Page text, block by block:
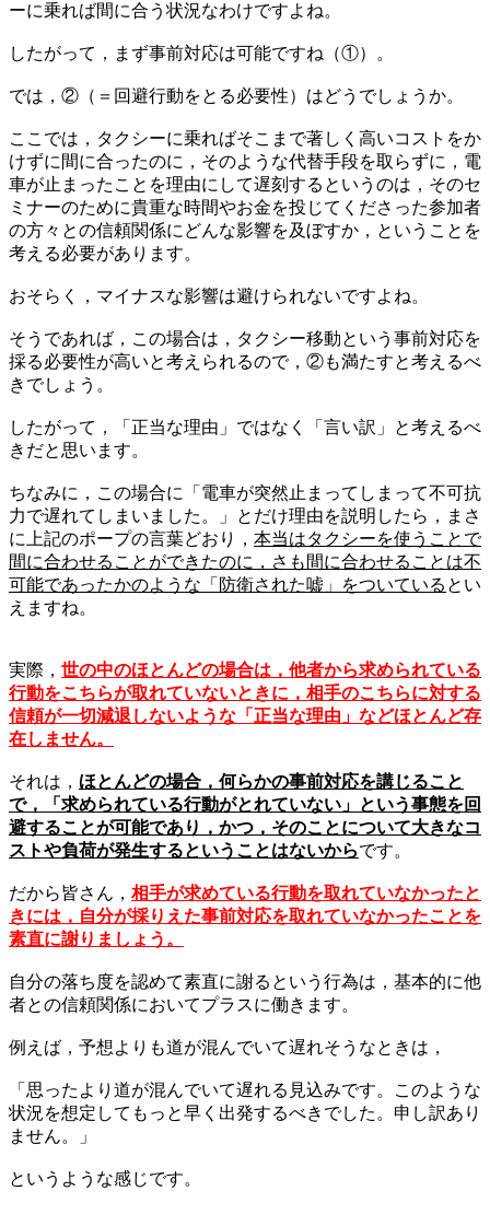
ーに乗れば間に合う状況なわけですよね。
したがって，まず事前対応は可能ですね（①）。
では，②（＝回避行動をとる必要性）はどうでしょうか。
ここでは，タクシーに乗ればそこまで著しく高いコストをか
けずに間に合ったのに，そのような代替手段を取らずに，電
車が止まったことを理由にして遅刻するというのは，そのセ
ミナーのために貴重な時間やお金を投じてくださった参加者
の方々との信頼関係にどんな影響を及ぼすか，ということを
考える必要があります。
おそらく，マイナスな影響は避けられないですよね。
そうであれば，この場合は，タクシー移動という事前対応を
採る必要性が高いと考えられるので，②も満たすと考えるべ
きでしょう。
したがって，「正当な理由」ではなく「言い訳」と考えるべ
きだと思います。
ちなみに，この場合に「電車が突然止まってしまって不可抗
力で遅れてしまいました。」とだけ理由を説明したら，まさ
に上記のポープの言葉どおり， 本当はタクシーを使うことで
間に合わせることができたのに，さも間に合わせることは不
可能であったかのような「防衛された嘘」をついている とい
えますね。
実際， 世の中のほとんどの場合は，他者から求められている
行動をこちらが取れていないときに，相手のこちらに対する
信頼が一切減退しないような「正当な理由」などほとんど存
在しません。
それは， ほとんどの場合，何らかの事前対応を講じること
で，「求められている行動がとれていない」という事態を回
避することが可能であり，かつ，そのことについて大きなコ
ストや負荷が発生するということはないからです。
だから皆さん， 相手が求めている行動を取れていなかったと
きには，自分が採りえた事前対応を取れていなかったことを
素直に謝りましょう。
自分の落ち度を認めて素直に謝るという行為は，基本的に他
者との信頼関係においてプラスに働きます。
例えば，予想よりも道が混んでいて遅れそうなときは，
「思ったより道が混んでいて遅れる見込みです。このような
状況を想定してもっと早く出発するべきでした。申し訳あり
ません。」
というような感じです。